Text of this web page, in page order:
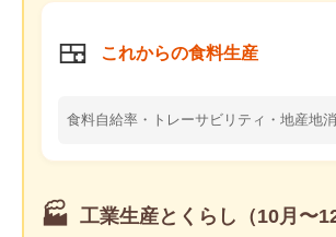
🍱 これからの食料生産
食料自給率・トレーサビリティ・地産地消
🏭 工業生産とくらし（10月〜12